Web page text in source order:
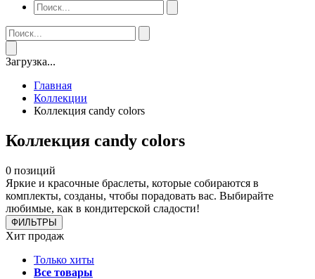
Загрузка...
Главная
Коллекции
Коллекция candy colors
Коллекция candy colors
0 позиций
Яркие и красочные браслеты, которые собираются в
комплекты, созданы, чтобы порадовать вас. Выбирайте
любимые, как в кондитерской сладости!
ФИЛЬТРЫ
Хит продаж
Только хиты
Все товары